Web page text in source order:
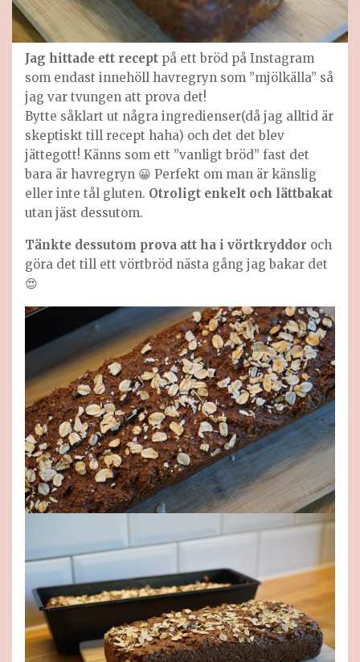
Jag hittade ett recept på ett bröd på Instagram
som endast innehöll havregryn som ”mjölkälla” så
jag var tvungen att prova det!
Bytte såklart ut några ingredienser(då jag alltid är
skeptiskt till recept haha) och det det blev
jättegott! Känns som ett ”vanligt bröd” fast det
bara är havregryn 😀 Perfekt om man är känslig
eller inte tål gluten. Otroligt enkelt och lättbakat
utan jäst dessutom.
Tänkte dessutom prova att ha i vörtkryddor och
göra det till ett vörtbröd nästa gång jag bakar det
😍